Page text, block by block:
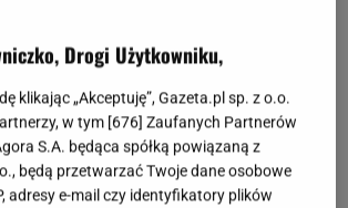
Drogi Użytkowniku,
klikając „Akceptuję”, Gazeta.pl sp. z o.o.
w tym [676] Zaufanych Partnerów
S.A. będąca spółką powiązaną z
będą przetwarzać Twoje dane osobowe
adresy e-mail czy identyfikatory plików